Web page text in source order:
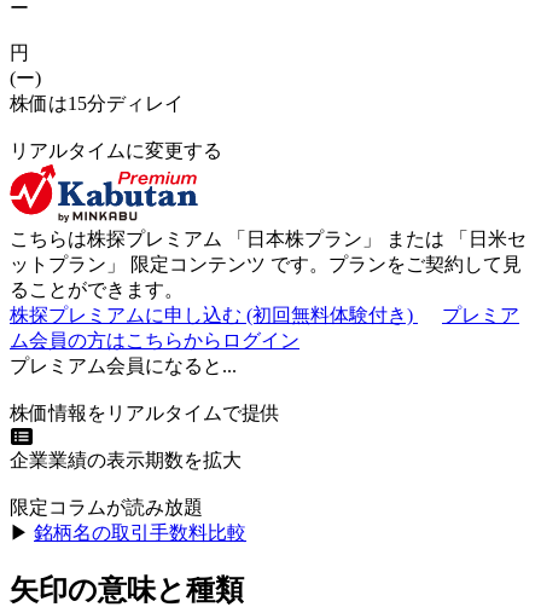
ー
円
(ー)
株価は15分ディレイ
リアルタイムに変更する
こちらは株探プレミアム 「 日本株プラン 」 または 「 日米セ
ットプラン 」 限定コンテンツ です。プランをご契約して見
ることができます。
株探プレミアムに申し込む (初回無料体験付き)
プレミア
ム会員の方はこちらからログイン
プレミアム会員になると...
株価情報をリアルタイムで提供
企業業績の表示期数を拡大
限定コラムが読み放題
▶︎ 銘柄名の取引手数料比較
矢印の意味と種類